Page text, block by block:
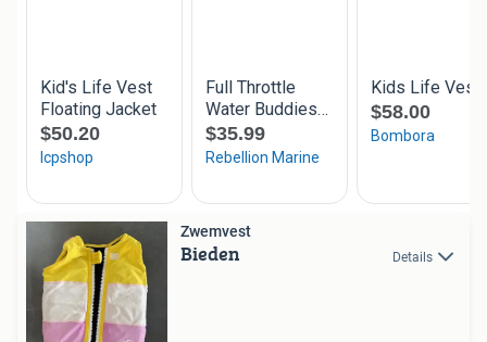
Zwemvest
Bieden Details